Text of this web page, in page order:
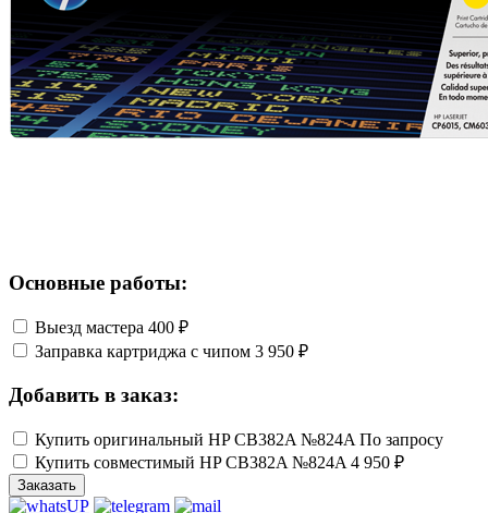
Основные работы:
Выезд мастера 400 ₽
Заправка картриджа с чипом 3 950 ₽
Добавить в заказ:
Купить оригинальный HP CB382A №824A По запросу
Купить совместимый HP CB382A №824A 4 950 ₽
Заказать